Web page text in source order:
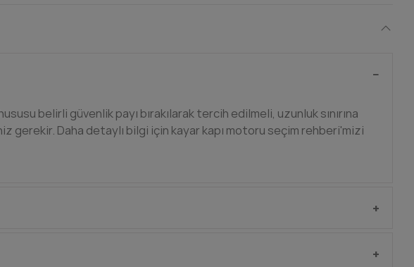
belirli güvenlik payı bırakılarak tercih edilmeli, uzunluk sınırına
gerekir. Daha detaylı bilgi için kayar kapı motoru seçim rehberi'mizi
kapağı ürünün yanında gelen anahtar ile açıp motoru manuel